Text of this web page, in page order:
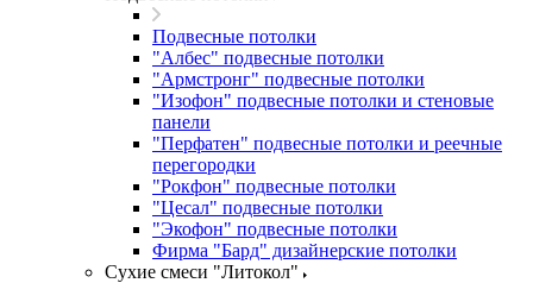
Подвесные потолки
"Албес" подвесные потолки
"Армстронг" подвесные потолки
"Изофон" подвесные потолки и стеновые
панели
"Перфатен" подвесные потолки и реечные
перегородки
"Рокфон" подвесные потолки
"Цесал" подвесные потолки
"Экофон" подвесные потолки
Фирма "Бард" дизайнерские потолки
Сухие смеси "Литокол"